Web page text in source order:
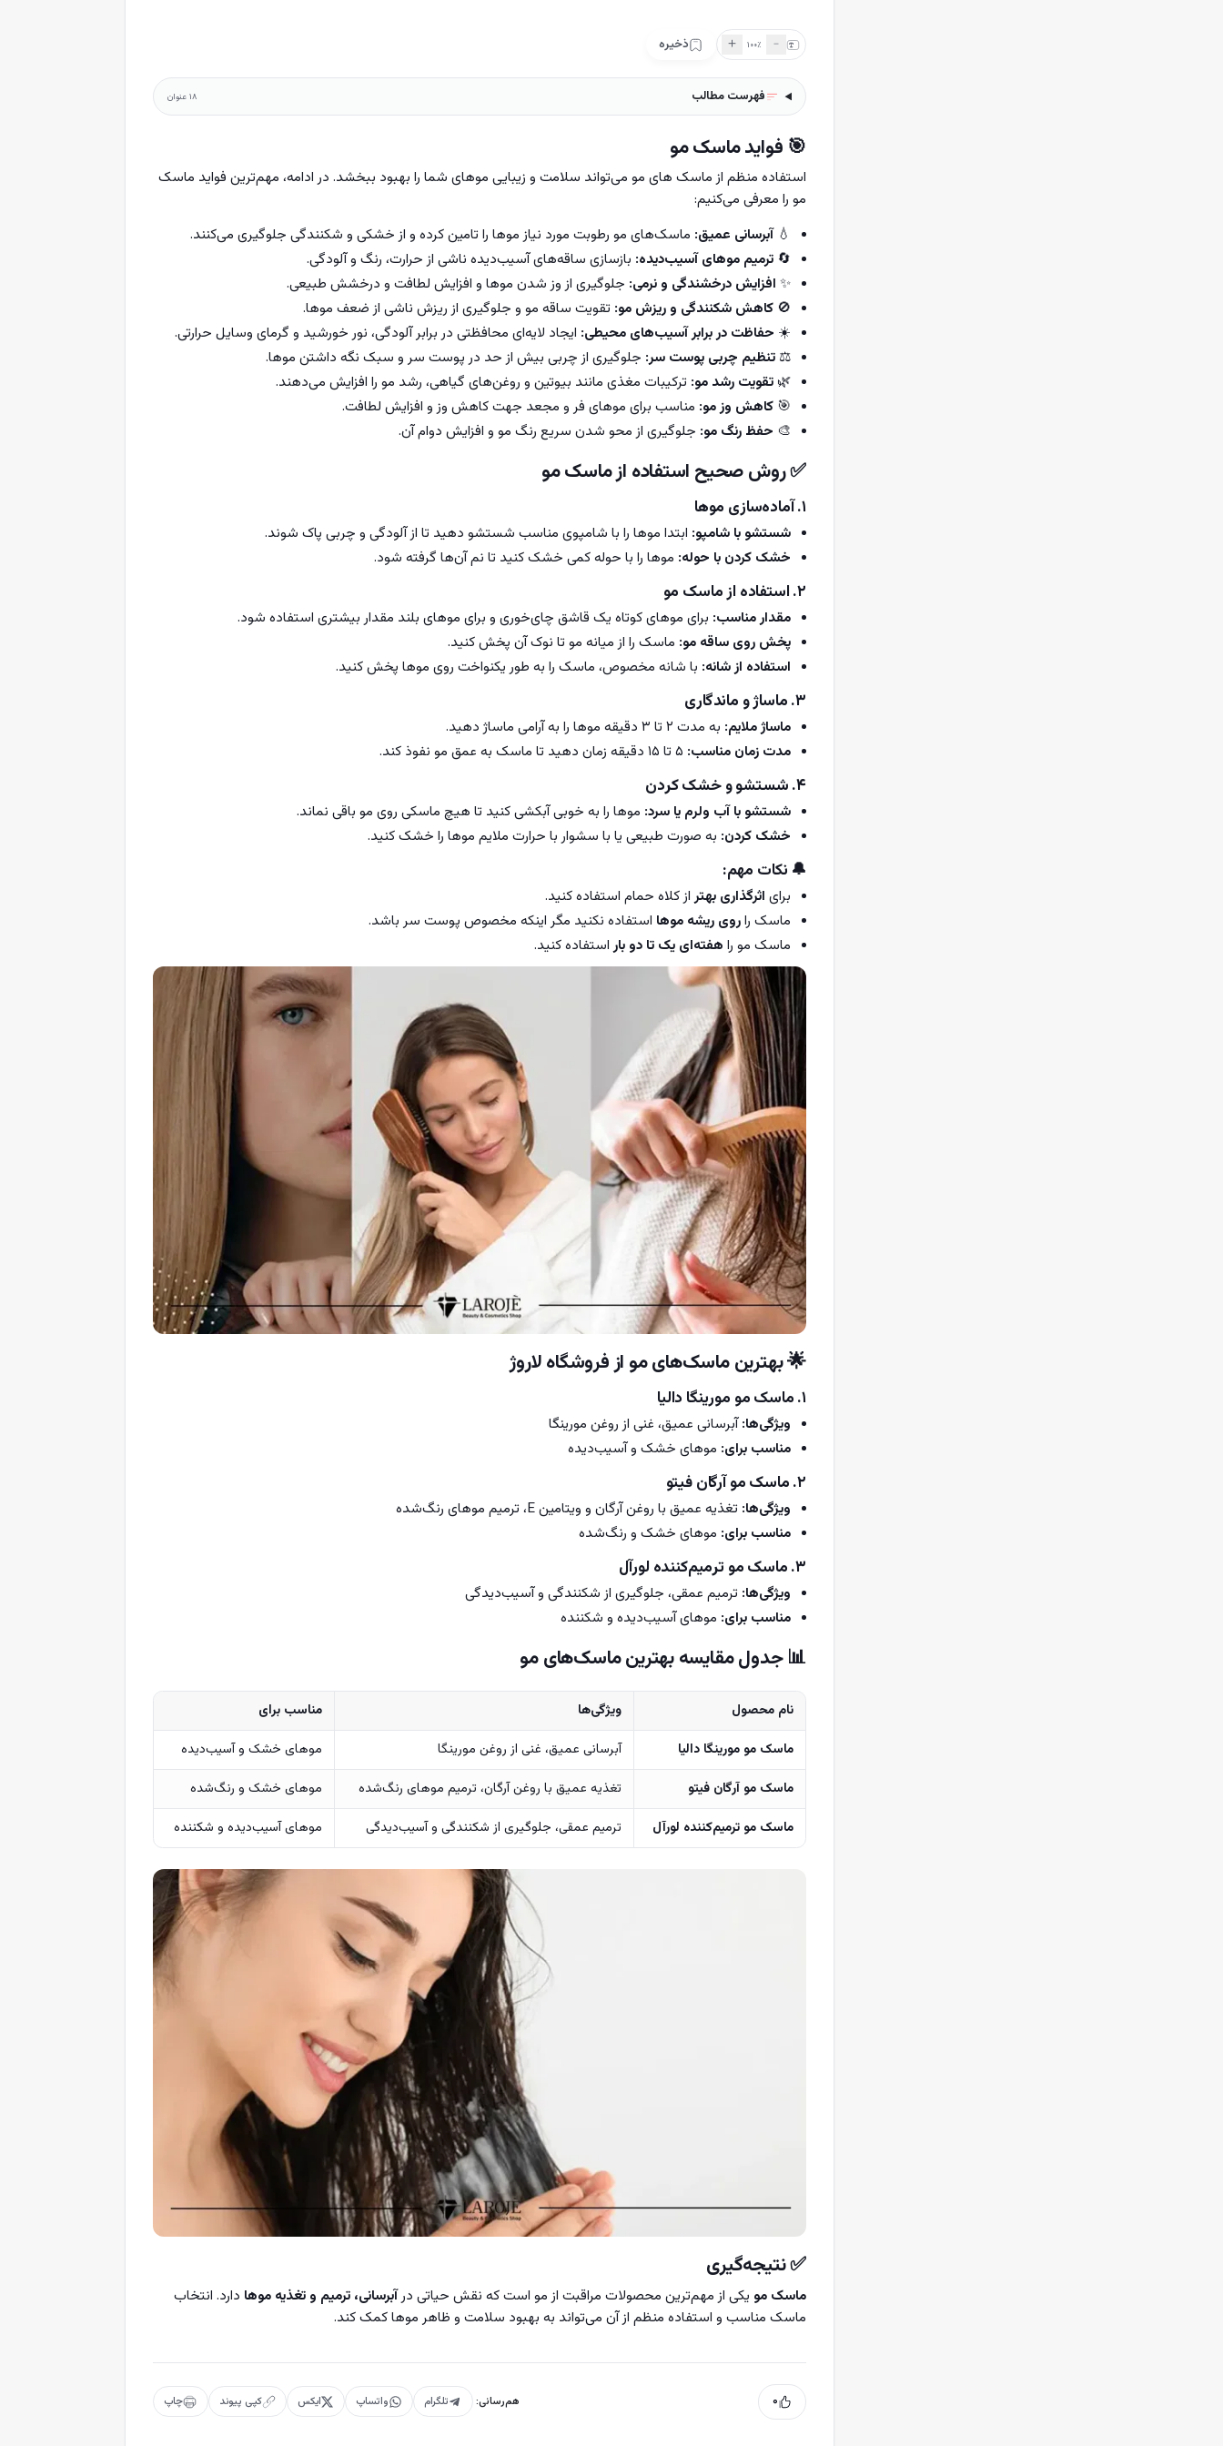
﹣ ۱۰۰٪ ＋ ذخیره
فهرست مطالب ۱۸ عنوان
🎯 فواید ماسک مو
استفاده منظم از ماسک های مو می‌تواند سلامت و زیبایی موهای شما را بهبود ببخشد. در ادامه، مهم‌ترین فواید ماسک
مو را معرفی می‌کنیم:
💧آبرسانی عمیق: ماسک‌های مو رطوبت مورد نیاز موها را تامین کرده و از خشکی و شکنندگی جلوگیری می‌کنند.
🔄ترمیم موهای آسیب‌دیده: بازسازی ساقه‌های آسیب‌دیده ناشی از حرارت، رنگ و آلودگی.
✨ افزایش درخشندگی و نرمی: جلوگیری از وز شدن موها و افزایش لطافت و درخشش طبیعی.
🚫کاهش شکنندگی و ریزش مو: تقویت ساقه مو و جلوگیری از ریزش ناشی از ضعف موها.
☀️ حفاظت در برابر آسیب‌های محیطی: ایجاد لایه‌ای محافظتی در برابر آلودگی، نور خورشید و گرمای وسایل حرارتی.
⚖️تنظیم چربی پوست سر: جلوگیری از چربی بیش از حد در پوست سر و سبک نگه داشتن موها.
🌿تقویت رشد مو: ترکیبات مغذی مانند بیوتین و روغن‌های گیاهی، رشد مو را افزایش می‌دهند.
🎯کاهش وز مو: مناسب برای موهای فر و مجعد جهت کاهش وز و افزایش لطافت.
🎨 حفظ رنگ مو: جلوگیری از محو شدن سریع رنگ مو و افزایش دوام آن.
✅روش صحیح استفاده از ماسک مو
۱. آماده‌سازی موها
شستشو با شامپو: ابتدا موها را با شامپوی مناسب شستشو دهید تا از آلودگی و چربی پاک شوند.
خشک کردن با حوله: موها را با حوله کمی خشک کنید تا نم آن‌ها گرفته شود.
۲. استفاده از ماسک مو
مقدار مناسب: برای موهای کوتاه یک قاشق چای‌خوری و برای موهای بلند مقدار بیشتری استفاده شود.
پخش روی ساقه مو: ماسک را از میانه مو تا نوک آن پخش کنید.
استفاده از شانه: با شانه مخصوص، ماسک را به طور یکنواخت روی موها پخش کنید.
۳. ماساژ و ماندگاری
ماساژ ملایم: به مدت ۲ تا ۳ دقیقه موها را به آرامی ماساژ دهید.
مدت زمان مناسب:
۴. شستشو و خشک کردن
شستشو با آب ولرم یا سرد: موها را به خوبی آبکشی کنید تا هیچ ماسکی روی مو باقی نماند.
خشک کردن: به صورت طبیعی یا با سشوار با حرارت ملایم موها را خشک کنید.
🔔 نکات مهم:
برای اثرگذاری بهتراز کلاه حمام استفاده کنید.
ماسک راروی ریشه موها استفاده نکنید مگر اینکه مخصوص پوست سر باشد.
ماسک مو را هفته‌ای یک تا دو باراستفاده کنید.
🌟بهترین ماسک‌های مو از فروشگاه لاروژ
1. ماسک مو مورینگا دالیا
ویژگی‌ها:آبرسانی عمیق، غنی از روغن مورینگا
مناسب برای: موهای خشک و آسیب‌دیده
2. ماسک مو آرگان فیتو
ویژگی‌ها: تغذیه عمیق با روغن آرگان و ویتامین E، ترمیم موهای رنگ‌شده
مناسب برای: موهای خشک و رنگ‌شده
3. ماسک مو ترمیم‌کننده لورآل
ویژگی‌ها: ترمیم عمقی، جلوگیری از شکنندگی و آسیب‌دیدگی
مناسب برای: موهای آسیب‌دیده و شکننده
📊جدول مقایسه بهترین ماسک‌های مو
نام محصول ویژگی‌ها
مناسب برای
ماسک مو مورینگا دالیا
آبرسانی عمیق، غنی از روغن مورینگا
موهای خشک و آسیب‌دیده
ماسک مو آرگان فیتو
تغذیه عمیق با روغن آرگان، ترمیم موهای رنگ‌شده
موهای خشک و رنگ‌شده
ماسک مو ترمیم‌کننده لورآل
ترمیم عمقی، جلوگیری از شکنندگی و آسیب‌دیدگی موهای آسیب‌دیده و شکننده
✅نتیجه‌گیری
ماسک مو یکی از مهم‌ترین محصولات مراقبت از مو است که نقش حیاتی درآبرسانی، ترمیم و تغذیه موها دارد. انتخاب
ماسک مناسب و استفاده منظم از آن می‌تواند به بهبود سلامت و ظاهر موها کمک کند.
۰ هم‌رسانی: تلگرام واتساپ ایکس کپی پیوند چاپ